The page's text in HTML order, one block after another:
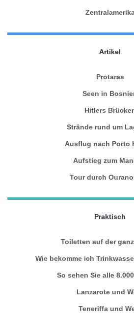
Artikel
Protaras
Seen in
Hitlers
Strände rund um
Ausflug nach Porto
Aufstieg zum
Tour durch
Praktisch
Toiletten auf der
Wie bekomme ich
So sehen Sie alle
Lanzarote und
Teneriffa und